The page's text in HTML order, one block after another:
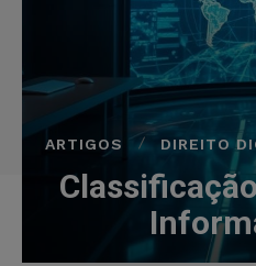
ARTIGOS DIREITO